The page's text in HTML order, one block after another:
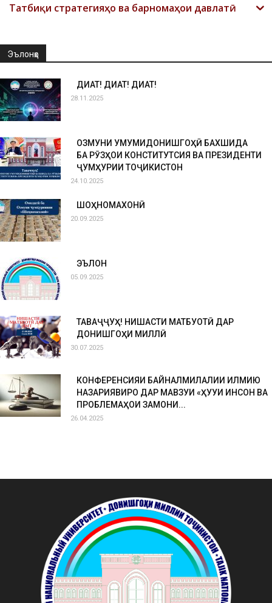
Татбиқи стратегияҳо ва барномаҳои давлатӣ
Эълонҳо
ДИҚҚАТ! ДИҚҚАТ! ДИҚҚАТ!
28.11.2025
ОЗМУНИ УМУМИДОНИШГОҲӢ БАХШИДА
БА РӮЗҲОИ КОНСТИТУТСИЯ ВА ПРЕЗИДЕНТИ
ҶУМҲУРИИ ТОҶИКИСТОН
24.10.2025
ШОҲНОМАХОНӢ
20.09.2025
ЭЪЛОН
05.09.2025
ТАВАҶҶУҲ! НИШАСТИ МАТБУОТӢ ДАР
ДОНИШГОҲИ МИЛЛӢ
30.07.2025
КОНФЕРЕНСИЯИ БАЙНАЛМИЛАЛИИ ИЛМИЮ
НАЗАРИЯВИРО ДАР МАВЗУИ «ҲУҚУҚИ ИНСОН ВА
ПРОБЛЕМАҲОИ ЗАМОНИ...
26.04.2025